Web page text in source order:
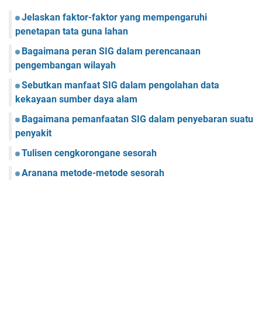
Jelaskan faktor-faktor yang mempengaruhi
penetapan tata guna lahan
Bagaimana peran SIG dalam perencanaan
pengembangan wilayah
Sebutkan manfaat SIG dalam pengolahan data
kekayaan sumber daya alam
Bagaimana pemanfaatan SIG dalam penyebaran suatu
penyakit
Tulisen cengkorongane sesorah
Aranana metode-metode sesorah